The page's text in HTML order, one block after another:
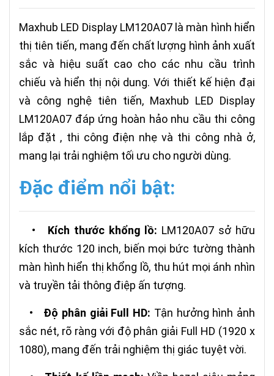
Maxhub LED Display LM120A07 là màn hình hiển
thị tiên tiến, mang đến chất lượng hình ảnh xuất
sắc và hiệu suất cao cho các nhu cầu trình
chiếu và hiển thị nội dung. Với thiết kế hiện đại
và công nghệ tiên tiến, Maxhub LED Display
LM120A07 đáp ứng hoàn hảo nhu cầu thi công
lắp đặt , thi công điện nhẹ và thi công nhà ở,
mang lại trải nghiệm tối ưu cho người dùng.
Đặc điểm nổi bật:
• Kích thước khổng lồ: LM120A07 sở hữu
kích thước 120 inch, biến mọi bức tường thành
màn hình hiển thị khổng lồ, thu hút mọi ánh nhìn
và truyền tải thông điệp ấn tượng.
• Độ phân giải Full HD: Tận hưởng hình ảnh
sắc nét, rõ ràng với độ phân giải Full HD (1920 x
1080), mang đến trải nghiệm thị giác tuyệt vời.